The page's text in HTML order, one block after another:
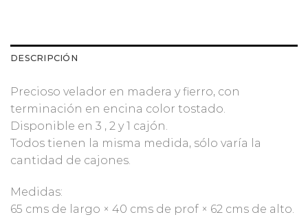
DESCRIPCIÓN
Precioso velador en madera y fierro, con
terminación en encina color tostado.
Disponible en 3 , 2 y 1 cajón.
Todos tienen la misma medida, sólo varía la
cantidad de cajones.
Medidas:
65 cms de largo × 40 cms de prof × 62 cms de alto.